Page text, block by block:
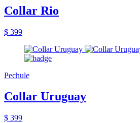
Collar Rio
$ 399
Pechule
Collar Uruguay
$ 399